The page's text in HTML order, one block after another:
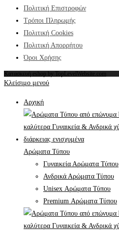
Πολιτική Επιστροφών
Τρόποι Πληρωμής
Πολιτική Cookies
Πολιτική Απορρήτου
Όροι Χρήσης
Κατασκευή eshop by TopLevelWebsite.com
Κλείσιμο μενού
Αρχική
Αρώματα Τύπου
Γυναικεία Αρώματα Τύπου
Ανδρικά Αρώματα Τύπου
Unisex Αρώματα Τύπου
Premium Αρώματα Τύπου